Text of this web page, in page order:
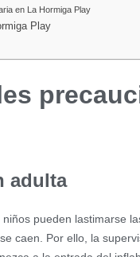
en La Hormiga Play
Play
adulta
pueden lastimarse
caen. Por ello, la